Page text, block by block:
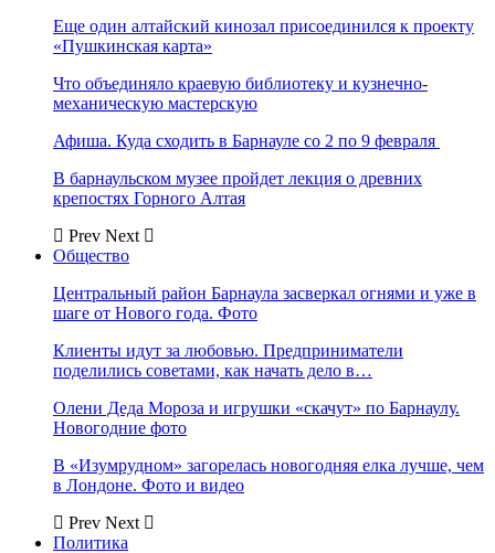
Еще один алтайский кинозал присоединился к проекту
«Пушкинская карта»
Что объединяло краевую библиотеку и кузнечно-
механическую мастерскую
Афиша. Куда сходить в Барнауле со 2 по 9 февраля
В барнаульском музее пройдет лекция о древних
крепостях Горного Алтая
Prev Next
Общество
Центральный район Барнаула засверкал огнями и уже в
шаге от Нового года. Фото
Клиенты идут за любовью. Предприниматели
поделились советами, как начать дело в…
Олени Деда Мороза и игрушки «скачут» по Барнаулу.
Новогодние фото
В «Изумрудном» загорелась новогодняя елка лучше, чем
в Лондоне. Фото и видео
Prev Next
Политика